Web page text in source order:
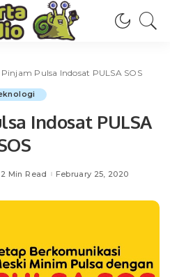
Pulsa Indosat PULSA SOS
Indosat PULSA
2 Min Read February 25, 2020